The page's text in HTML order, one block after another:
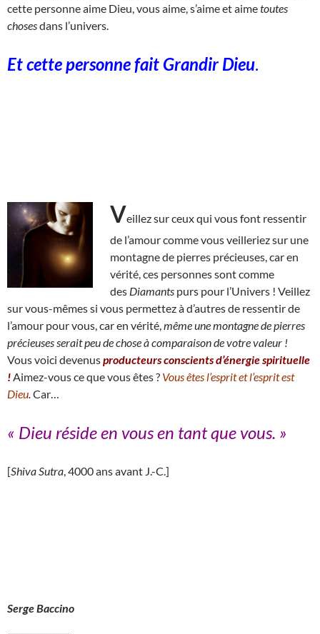
cette personne aime Dieu, vous aime, s’aime et aimetoutes
chosesdans l’univers.
Et cette personne fait Grandir Dieu.
Veillez sur ceux qui vous font ressentir
de l’amour comme vous veilleriez sur une
montagne de pierres précieuses, car en
vérité, ces personnes sont comme
des Diamants purs pour l’Univers ! Veillez
sur vous-mêmes si vous permettez à d’autres de ressentir de
l’amour pour vous, car en vérité, même une montagne de pierres
précieuses serait peu de chose à comparaison de votre valeur !
Vous voici devenusproducteurs conscients d’énergie spirituelle
! Aimez-vous ce que vous êtes ? Vous êtes l’esprit et l’esprit est
Dieu Car…
« Dieu réside en vous en tant que vous. »
[Shiva Sutra , 4000 ans avant J.-C.]
Serge Baccino